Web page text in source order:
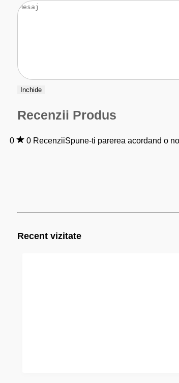
Inchide
Recenzii Produs
0 0 RecenziiSpune-ti parerea acordand o
Recent vizitate